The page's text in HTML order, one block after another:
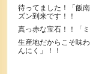
待ってました！「飯
ズン到来です！！
真っ赤な宝石！！「ミ
生産地だからこそ味
んにく」！！